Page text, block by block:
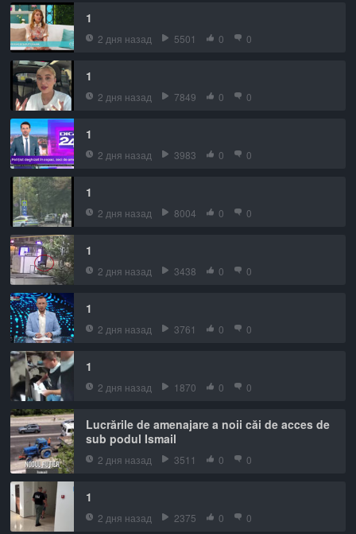
1
2 дня назад 5501 0 0
1
2 дня назад 7849 0 0
1
2 дня назад 3983 0 0
1
2 дня назад 8004 0 0
1
2 дня назад 3438 0 0
1
2 дня назад 3761 0 0
1
2 дня назад 1870 0 0
Lucrările de amenajare a noii căi de acces de
sub podul Ismail
2 дня назад 3511 0 0
1
2 дня назад 2375 0 0